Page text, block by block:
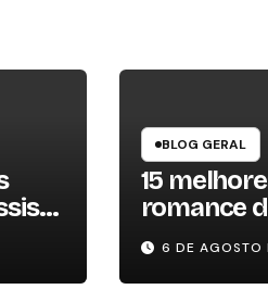
BLOG GERAL
15
romance
para
6 DE AGOSTO